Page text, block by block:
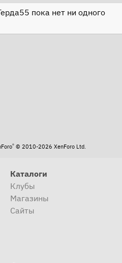
пока нет ни одного
® © 2010-2026 XenForo Ltd.
Каталоги
Клубы
Магазины
Сайты